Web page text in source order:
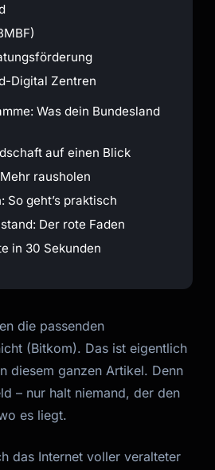
Digital Zentren
Was dein Bundesland
auf einen Blick
rausholen
So geht’s praktisch
Der rote Faden
in 30 Sekunden
die passenden
(Bitkom). Das ist eigentlich
diesem ganzen Artikel. Denn
– nur halt niemand, der den
es liegt.
das Internet voller veralteter